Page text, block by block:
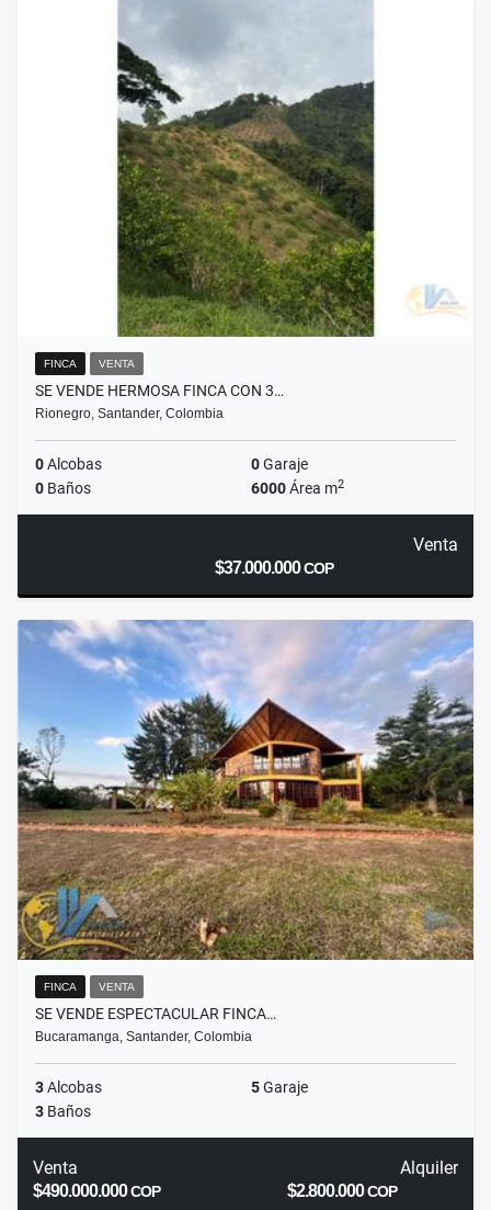
FINCA VENTA
SE VENDE HERMOSA FINCA CON 3…
Rionegro, Santander, Colombia
0Alcobas 0Garaje
0 Baños 6000Área m2
Venta
$37.000.000COP
FINCA VENTA
SE VENDE ESPECTACULAR FINCA…
Bucaramanga, Santander, Colombia
3Alcobas 5Garaje
3 Baños
Venta
$490.000.000COP
Alquiler
$2.800.000COP